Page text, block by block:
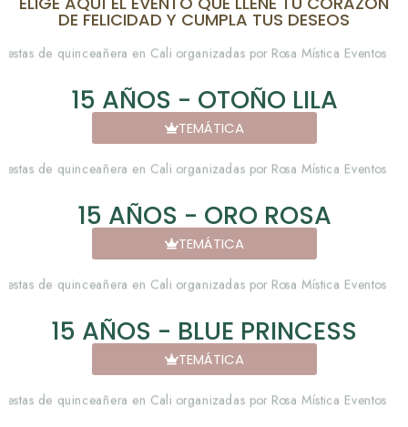
DE FELICIDAD Y CUMPLA TUS DESEOS
15 AÑOS - OTOÑO LILA
TEMÁTICA
15 AÑOS - ORO ROSA
TEMÁTICA
15 AÑOS - BLUE PRINCESS
TEMÁTICA